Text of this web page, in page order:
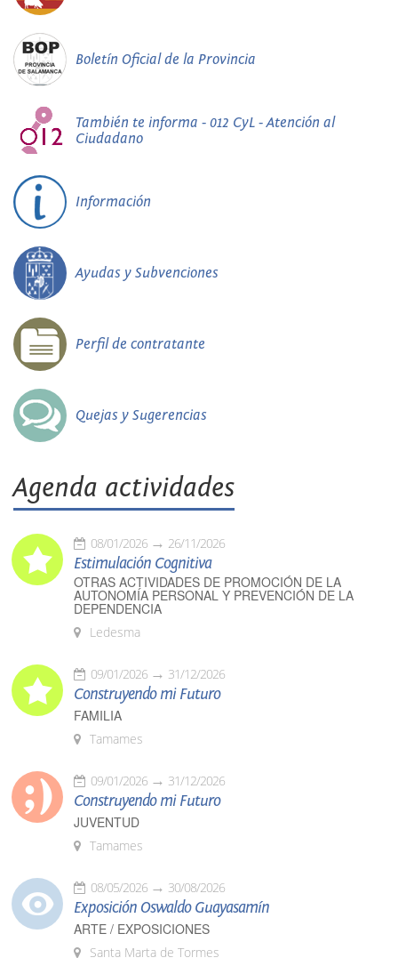
Boletín Oficial de la Provincia
También te informa - 012 CyL - Atención al
Ciudadano
Información
Ayudas y Subvenciones
Perfil de contratante
Quejas y Sugerencias
Agenda actividades
08/01/2026 26/11/2026
Estimulación Cognitiva
OTRAS ACTIVIDADES DE PROMOCIÓN DE LA
AUTONOMÍA PERSONAL Y PREVENCIÓN DE LA
DEPENDENCIA
Ledesma
09/01/2026 31/12/2026
Construyendo mi Futuro
FAMILIA
Tamames
09/01/2026 31/12/2026
Construyendo mi Futuro
JUVENTUD
Tamames
08/05/2026 30/08/2026
Exposición Oswaldo Guayasamín
ARTE / EXPOSICIONES
Santa Marta de Tormes